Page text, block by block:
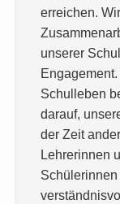
erreichen.
unserer
Schulleben
darauf,
der Zeit
Lehrerinnen